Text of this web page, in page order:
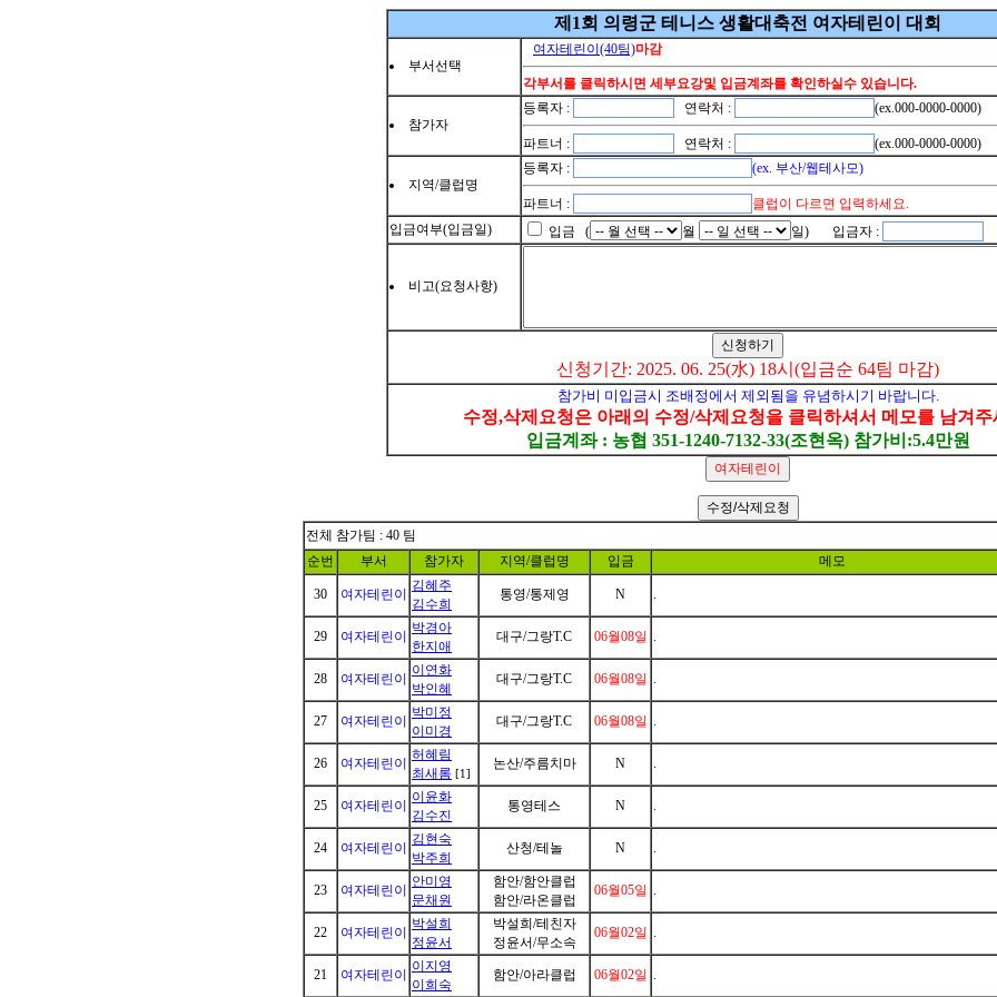
제1회 의령군 테니스 생활대축전 여자테린이 대회
부서선택
여자테린이(40팀)마감
각부서를 클릭하시면 세부요강및 입금계좌를 확인하실수 있습니다.
참가자
등록자 : 연락처 : (ex.000-0000-0000)
파트너 : 연락처 : (ex.000-0000-0000)
지역/클럽명
등록자 : (ex. 부산/웹테사모)
파트너 :
클럽이 다르면 입력하세요.
입금여부(입금일)
입금 ( 월 일) 입금자 :
비고(요청사항)
신청기간: 2025. 06. 25(水) 18시(입금순 64팀 마감)
참가비 미입금시 조배정에서 제외됨을 유념하시기 바랍니다.
수정,삭제요청은 아래의 수정/삭제요청을 클릭하셔서 메모를 남겨주
입금계좌 : 농협 351-1240-7132-33(조현옥) 참가비:5.4만원
전체 참가팀 : 40 팀
순번
부서 참가자 지역/클럽명 입금 메모
30 여자테린이
김혜주
김수희
통영/통제영 N .
29 여자테린이
박경아
한지애
대구/그랑T.C 06월08일 .
28 여자테린이
이연화
박인혜
대구/그랑T.C 06월08일 .
27 여자테린이
박미정
이미경
대구/그랑T.C 06월08일 .
26 여자테린이
허혜림
최새롬 [1]
논산/주름치마 N .
25 여자테린이
이윤화
김수진
통영테스 N .
24 여자테린이
김현숙
박주희
산청/테놀 N .
23 여자테린이
안미영
문채원
함안/함안클럽
함안/라온클럽
06월05일 .
22 여자테린이
박설희
정윤서
박설희/테친자
정윤서/무소속
06월02일 .
21 여자테린이
이지영
이희숙
함안/아라클럽 06월02일 .